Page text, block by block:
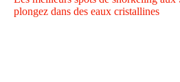
plongez dans des eaux cristallines